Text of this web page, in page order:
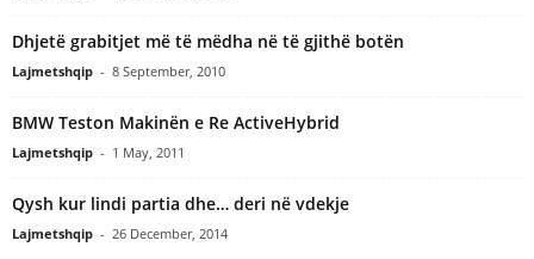
Dhjetë grabitjet më të mëdha në të gjithë botën
Lajmetshqip - 8 September, 2010
BMW Teston Makinën e Re ActiveHybrid
Lajmetshqip - 1 May, 2011
Qysh kur lindi partia dhe… deri në vdekje
Lajmetshqip - 26 December, 2014